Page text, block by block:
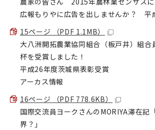
広報もりやに広告を出しませんか？ 平
15ページ （PDF 1.1MB）
大八洲開拓農業協同組合（板戸井）組
杯を受賞しました！
平成26年度茨城県表彰受賞
アーカス情報
16ページ （PDF 778.6KB）
国際交流員ヨークさんのMORIYA滞在記
界？」